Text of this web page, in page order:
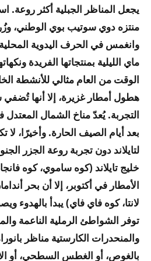
يجعل المناظر الجبلية أكثر روعة.
منتزه دوي سوتيب بوي الوطني، وزُر
وانغمس في الحرف اليدوية
ماي الليلية بمنتجاتها الفريدة
الوقت من العام مثالي للأنشطة
هطول أمطار غزيرة، إلا أنها تُضفي
التجربة. يُعدّ مناخ الشمال المعتدل
بعد أيام الصيف الحارة. وأخيرًا، لا
لتايلاند دون تجربة روعة الجزر
خليج تايلاند (كوه ساموي، كوه
الأمطار في أكتوبر، إلا أن بحر
لانتا، كوه فاي فاي) يبدأ بالهدوء
توفر الشواطئ الرملية الناعمة
والمنحدرات الكارستية مناظر
بالغوص، أو الغطس السطحي، أو